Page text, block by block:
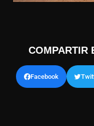
COMPARTIR
Facebook